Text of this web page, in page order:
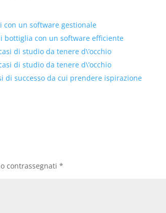
con un software gestionale
bottiglia con un software efficiente
di studio da tenere d\’occhio
di studio da tenere d\’occhio
di successo da cui prendere ispirazione
contrassegnati*